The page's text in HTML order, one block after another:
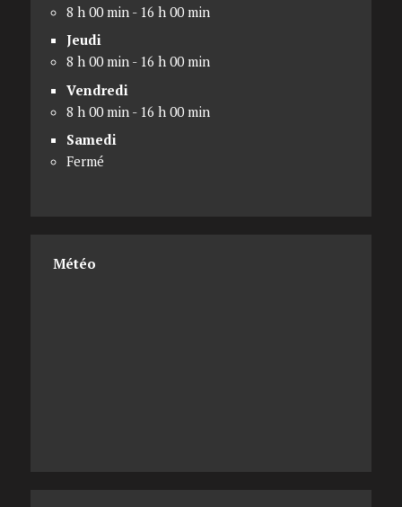
8 h 00 min - 16 h 00 min
Jeudi
8 h 00 min - 16 h 00 min
Vendredi
8 h 00 min - 16 h 00 min
Samedi
Fermé
Météo